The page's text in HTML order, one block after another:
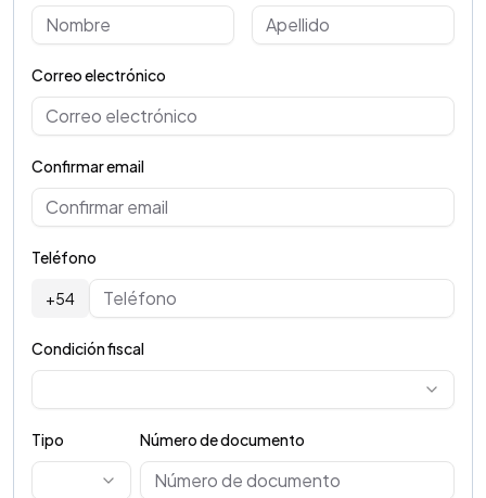
Correo electrónico
Confirmar email
Teléfono
+54
Condición fiscal
Tipo Número de documento